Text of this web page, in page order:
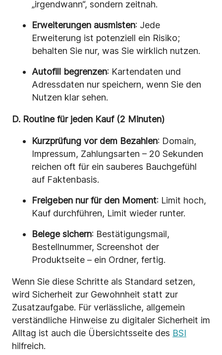
„irgendwann“, sondern zeitnah.
Erweiterungen ausmisten: Jede
Erweiterung ist potenziell ein Risiko;
behalten Sie nur, was Sie wirklich nutzen.
Autofill begrenzen: Kartendaten und
Adressdaten nur speichern, wenn Sie den
Nutzen klar sehen.
D. Routine für jeden Kauf (2 Minuten)
Kurzprüfung vor dem Bezahlen: Domain,
Impressum, Zahlungsarten – 20 Sekunden
reichen oft für ein sauberes Bauchgefühl
auf Faktenbasis.
Freigeben nur für den Moment: Limit hoch,
Kauf durchführen, Limit wieder runter.
Belege sichern: Bestätigungsmail,
Bestellnummer, Screenshot der
Produktseite – ein Ordner, fertig.
Wenn Sie diese Schritte als Standard setzen,
wird Sicherheit zur Gewohnheit statt zur
Zusatzaufgabe. Für verlässliche, allgemein
verständliche Hinweise zu digitaler Sicherheit im
Alltag ist auch die Übersichtsseite des BSI
hilfreich.